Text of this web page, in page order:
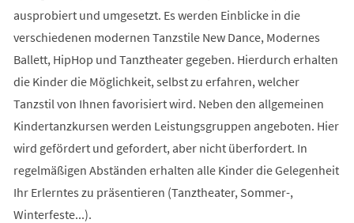
ausprobiert und umgesetzt. Es werden Einblicke in die
verschiedenen modernen Tanzstile New Dance, Modernes
Ballett, HipHop und Tanztheater gegeben. Hierdurch erhalten
die Kinder die Möglichkeit, selbst zu erfahren, welcher
Tanzstil von Ihnen favorisiert wird. Neben den allgemeinen
Kindertanzkursen werden Leistungsgruppen angeboten. Hier
wird gefördert und gefordert, aber nicht überfordert. In
regelmäßigen Abständen erhalten alle Kinder die Gelegenheit
Ihr Erlerntes zu präsentieren (Tanztheater, Sommer-,
Winterfeste...).